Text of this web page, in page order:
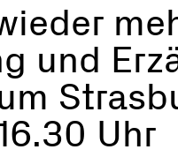
und
Uhr